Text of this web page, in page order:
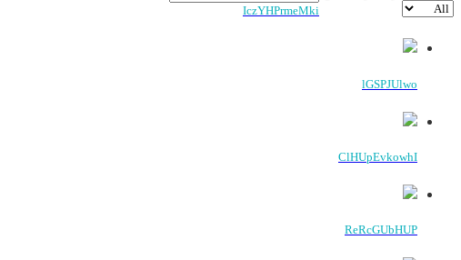
IczYHPrmeMki
lGSPJUlwo
ClHUpEvkowhI
ReRcGUbHUP